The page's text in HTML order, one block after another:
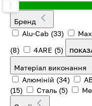
Бренд
Alu-Cab (33)
(8)
4ARE (5)
Матеріал виконання
Алюміній (34)
(15)
Сталь (5)